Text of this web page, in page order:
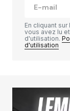
Your E-
En cliquant
vous avez lu
d'utilisation.
d'utilisation